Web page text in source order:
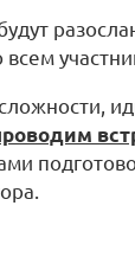
всем